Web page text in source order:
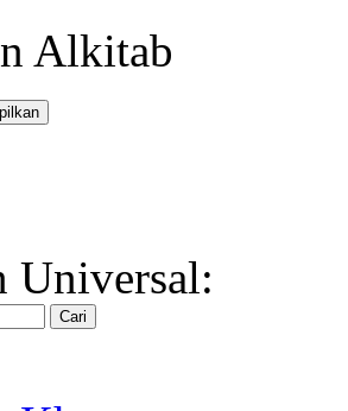
Alkitab
Universal: